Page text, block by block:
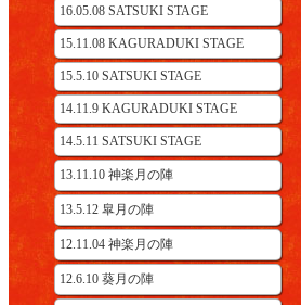
16.05.08 SATSUKI STAGE
15.11.08 KAGURADUKI STAGE
15.5.10 SATSUKI STAGE
14.11.9 KAGURADUKI STAGE
14.5.11 SATSUKI STAGE
13.11.10 神楽月の陣
13.5.12 皐月の陣
12.11.04 神楽月の陣
12.6.10 葵月の陣